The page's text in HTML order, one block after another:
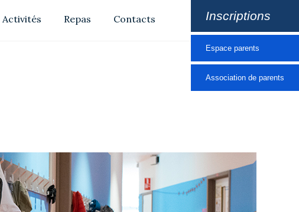
Activités Repas Contacts Inscriptions
Espace parents
Association de parents